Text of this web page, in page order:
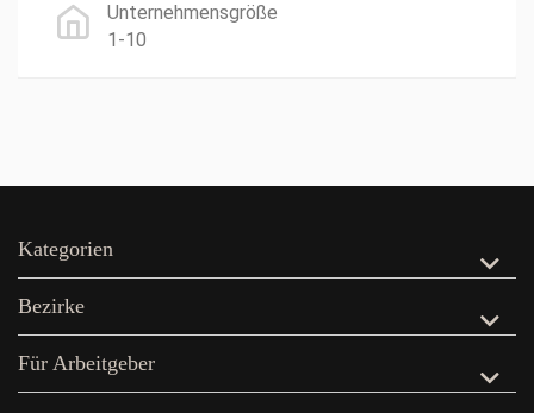
Unternehmensgröße
1-10
Kategorien
Bezirke
Für Arbeitgeber